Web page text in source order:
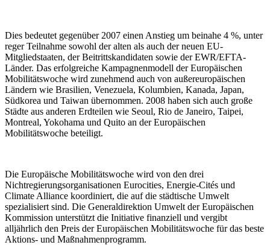
Dies bedeutet gegenüber 2007 einen Anstieg um beinahe 4 %, unter
reger Teilnahme sowohl der alten als auch der neuen EU-
Mitgliedstaaten, der Beitrittskandidaten sowie der EWR/EFTA-
Länder. Das erfolgreiche Kampagnenmodell der Europäischen
Mobilitätswoche wird zunehmend auch von außereuropäischen
Ländern wie Brasilien, Venezuela, Kolumbien, Kanada, Japan,
Südkorea und Taiwan übernommen. 2008 haben sich auch große
Städte aus anderen Erdteilen wie Seoul, Rio de Janeiro, Taipei,
Montreal, Yokohama und Quito an der Europäischen
Mobilitätswoche beteiligt.
Die Europäische Mobilitätswoche wird von den drei
Nichtregierungsorganisationen Eurocities, Energie-Cités und
Climate Alliance koordiniert, die auf die städtische Umwelt
spezialisiert sind. Die Generaldirektion Umwelt der Europäischen
Kommission unterstützt die Initiative finanziell und vergibt
alljährlich den Preis der Europäischen Mobilitätswoche für das beste
Aktions- und Maßnahmenprogramm.